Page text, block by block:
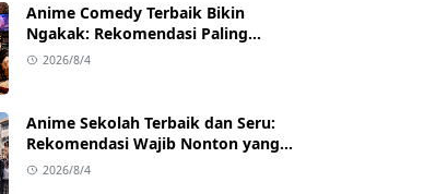
Anime Comedy Terbaik Bikin
Ngakak: Rekomendasi Paling
Kocak Sepanjang Masa
2026/8/4
Anime Sekolah Terbaik dan Seru:
Rekomendasi Wajib Nonton yang
Bikin Ketagihan
2026/8/4